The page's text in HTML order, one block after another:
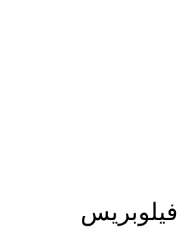
فيلوبريس